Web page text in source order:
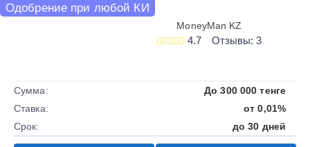
Одобрение при любой КИ
MoneyMan KZ
4.7 Отзывы: 3
Сумма:
До 300 000 тенге
Ставка:
от 0,01%
Срок:
до 30 дней